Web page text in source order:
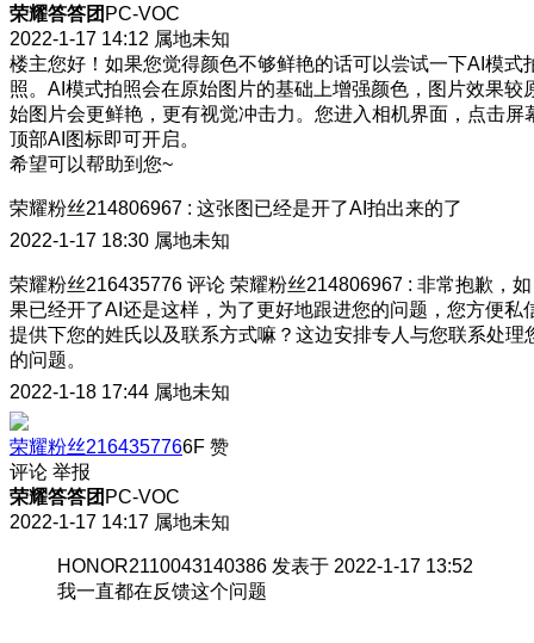
荣耀答答团 PC-VOC
2022-1-17 14:12 属地未知
楼主您好！如果您觉得颜色不够鲜艳的话可以尝试一下AI模式
照。AI模式拍照会在原始图片的基础上增强颜色，图片效果较
始图片会更鲜艳，更有视觉冲击力。您进入相机界面，点击屏
顶部AI图标即可开启。
希望可以帮助到您~
荣耀粉丝214806967 : 这张图已经是开了AI拍出来的了
2022-1-17 18:30 属地未知
荣耀粉丝216435776 评论 荣耀粉丝214806967 : 非常抱歉，如
果已经开了AI还是这样，为了更好地跟进您的问题，您方便私
提供下您的姓氏以及联系方式嘛？这边安排专人与您联系处理
的问题。
2022-1-18 17:44 属地未知
荣耀粉丝2164357766F 赞
评论 举报
荣耀答答团 PC-VOC
2022-1-17 14:17 属地未知
HONOR2110043140386 发表于 2022-1-17 13:52
我一直都在反馈这个问题